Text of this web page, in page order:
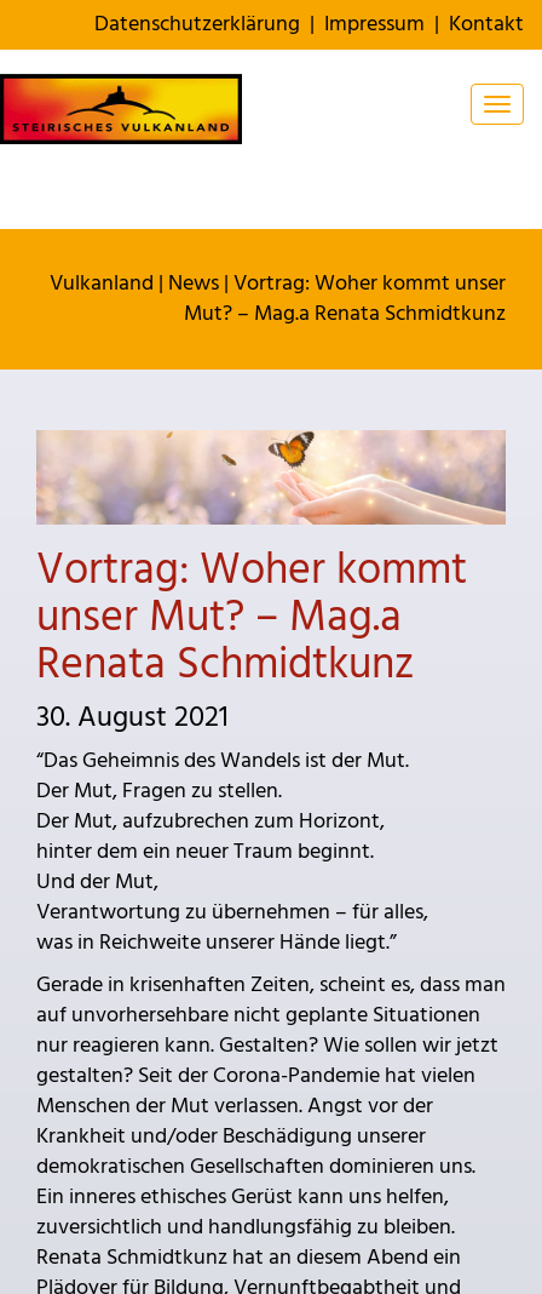
Datenschutzerklärung | Impressum | Kontakt
Vulkanland | News|Vortrag: Woher kommt unser
Mut? – Mag.a Renata Schmidtkunz
Vortrag: Woher kommt
unser Mut? – Mag.a
Renata Schmidtkunz
30. August 2021
“Das Geheimnis des Wandels ist der Mut.
Der Mut, Fragen zu stellen.
Der Mut, aufzubrechen zum Horizont,
hinter dem ein neuer Traum beginnt.
Und der Mut,
Verantwortung zu übernehmen – für alles,
was in Reichweite unserer Hände liegt.”
Gerade in krisenhaften Zeiten, scheint es, dass man
auf unvorhersehbare nicht geplante Situationen
nur reagieren kann. Gestalten? Wie sollen wir jetzt
gestalten? Seit der Corona-Pandemie hat vielen
Menschen der Mut verlassen. Angst vor der
Krankheit und/oder Beschädigung unserer
demokratischen Gesellschaften dominieren uns.
Ein inneres ethisches Gerüst kann uns helfen,
zuversichtlich und handlungsfähig zu bleiben.
Renata Schmidtkunz hat an diesem Abend ein